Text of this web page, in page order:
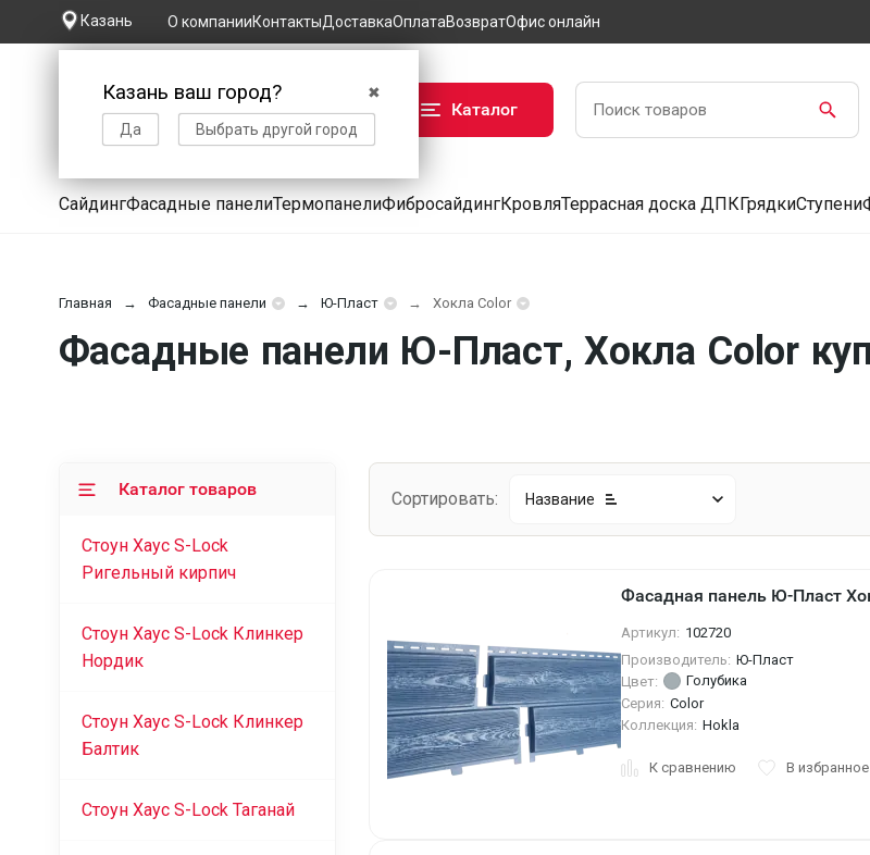
Казань
✖
Казань ваш город?
Да Выбрать другой город
О компанииКонтактыДоставкаОплатаВозвратОфис онлайн
Каталог
СайдингФасадные панелиТермопанелиФибросайдингКровляТеррасная доска ДПКГрядкиСтупени
Главная Фасадные панели Ю-Пласт Хокла Color
Фасадные панели Ю-Пласт, Хокла Color
Сортировать: Название
Фасадная панель Ю-Пласт
Артикул: 102720
Производитель: Ю-Пласт
Цвет:
Голубика
Серия: Color
Коллекция: Hokla
К сравнению В избранное
Каталог товаров
Стоун Хаус S-Lock
Ригельный кирпич
Стоун Хаус S-Lock Клинкер
Нордик
Стоун Хаус S-Lock Клинкер
Балтик
Стоун Хаус S-Lock Таганай